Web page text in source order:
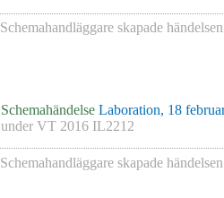
Schemahandläggare skapade händelsen
Schemahändelse Laboration, 18
under VT 2016 IL2212
Schemahandläggare skapade händelsen